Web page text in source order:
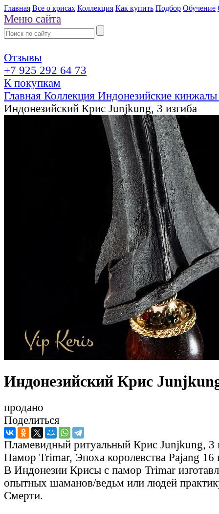
Главная Все о крисах Коллекция Как купить Подбор Обучение
Меню сайта
Отзывы
+7 925 292 64 73
К покупкам
Главная Коллекция Индонезийские
Индонезийский Крис Junjkung, 3 изгиба
Индонезийский Крис
продано
Поделиться
Пламевидный ритуальный Крис Junjkung, 3
Памор Trimar, Эпоха королевства Pajang 16
В Индонезии Крисы с памор Trimar
опытных шаманов/ведьм или людей
Смерти.